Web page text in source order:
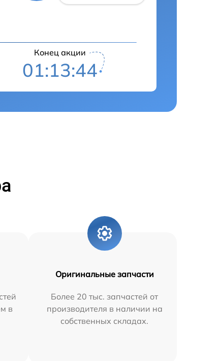
Конец акции
01:13:43
в
Оригинальные запчасти
Более 20 тыс. запчастей от
производителя в наличии на
собственных складах.